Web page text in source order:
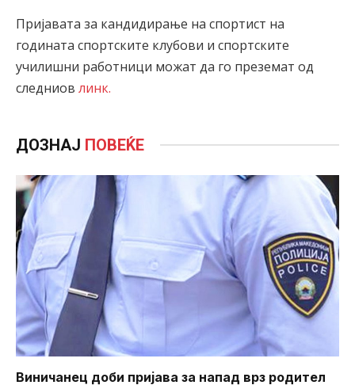
Пријавата за кандидирање на спортист на
годината спортските клубови и спортските
училишни работници можат да го преземат од
следниов линк.
ДОЗНАЈ ПОВЕЌЕ
Виничанец доби пријава за напад врз родител